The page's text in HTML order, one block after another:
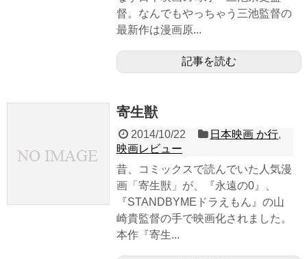
督。なんでもやっちゃう三池監督の
最新作は漫画原...
記事を読む
寄生獣
2014/10/22 日本映画 か行,
映画レビュー
昔、コミックスで読んでいた人気漫
画「寄生獣」が、『永遠の0』、
『STANDBYMEドラえもん』の山
崎貴監督の手で映画化されました。
本作『寄生...